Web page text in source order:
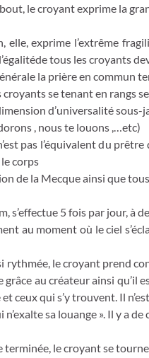
le croyant exprime la
elle, exprime l’extrême
tous les croyants
la prière en commun
croyants se tenant en rangs
d’universalité
, nous te louons ,…etc)
pas l’équivalent du
corps
de la Mecque ainsi que
s’effectue 5 fois par jour, à
au moment où le ciel
rythmée, le croyant prend
grâce au créateur ainsi qu’il
ceux qui s’y trouvent. Il n’est
n’exalte sa louange ». Il y a
terminée, le croyant se